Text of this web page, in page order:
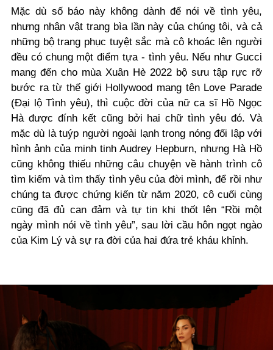
Mặc dù số báo này không dành để nói về tình yêu,
nhưng nhân vật trang bìa lần này của chúng tôi, và cả
những bộ trang phục tuyệt sắc mà cô khoác lên người
đều có chung một điểm tựa - tình yêu. Nếu như Gucci
mang đến cho mùa Xuân Hè 2022 bộ sưu tập rực rỡ
bước ra từ thế giới Hollywood mang tên Love Parade
(Đại lộ Tình yêu), thì cuộc đời của nữ ca sĩ Hồ Ngọc
Hà được đính kết cũng bởi hai chữ tình yêu đó. Và
mặc dù là tuýp người ngoài lạnh trong nóng đối lập với
hình ảnh của minh tinh Audrey Hepburn, nhưng Hà Hồ
cũng không thiếu những câu chuyện về hành trình cô
tìm kiếm và tìm thấy tình yêu của đời mình, để rồi như
chúng ta được chứng kiến từ năm 2020, cô cuối cùng
cũng đã đủ can đảm và tự tin khi thốt lên “Rồi một
ngày mình nói về tình yêu”, sau lời cầu hôn ngọt ngào
của Kim Lý và sự ra đời của hai đứa trẻ kháu khỉnh.